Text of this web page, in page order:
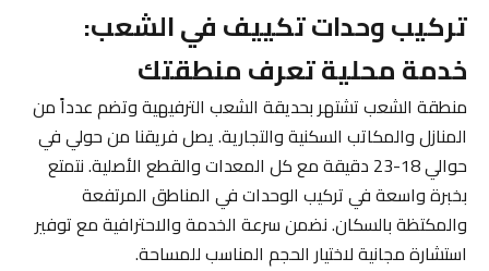
تركيب وحدات تكييف في الشعب:
خدمة محلية تعرف منطقتك
منطقة الشعب تشتهر بحديقة الشعب الترفيهية وتضم عدداً من
المنازل والمكاتب السكنية والتجارية. يصل فريقنا من حولي في
حوالي 18-23 دقيقة مع كل المعدات والقطع الأصلية. نتمتع
بخبرة واسعة في تركيب الوحدات في المناطق المرتفعة
والمكتظة بالسكان. نضمن سرعة الخدمة والاحترافية مع توفير
استشارة مجانية لاختيار الحجم المناسب للمساحة.